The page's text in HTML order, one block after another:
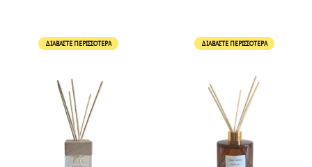
ΔΙΑΒΆΣΤΕ ΠΕΡΙΣΣΌΤΕΡΑ ΔΙΑΒΆΣΤΕ ΠΕΡΙΣΣΌΤΕΡΑ